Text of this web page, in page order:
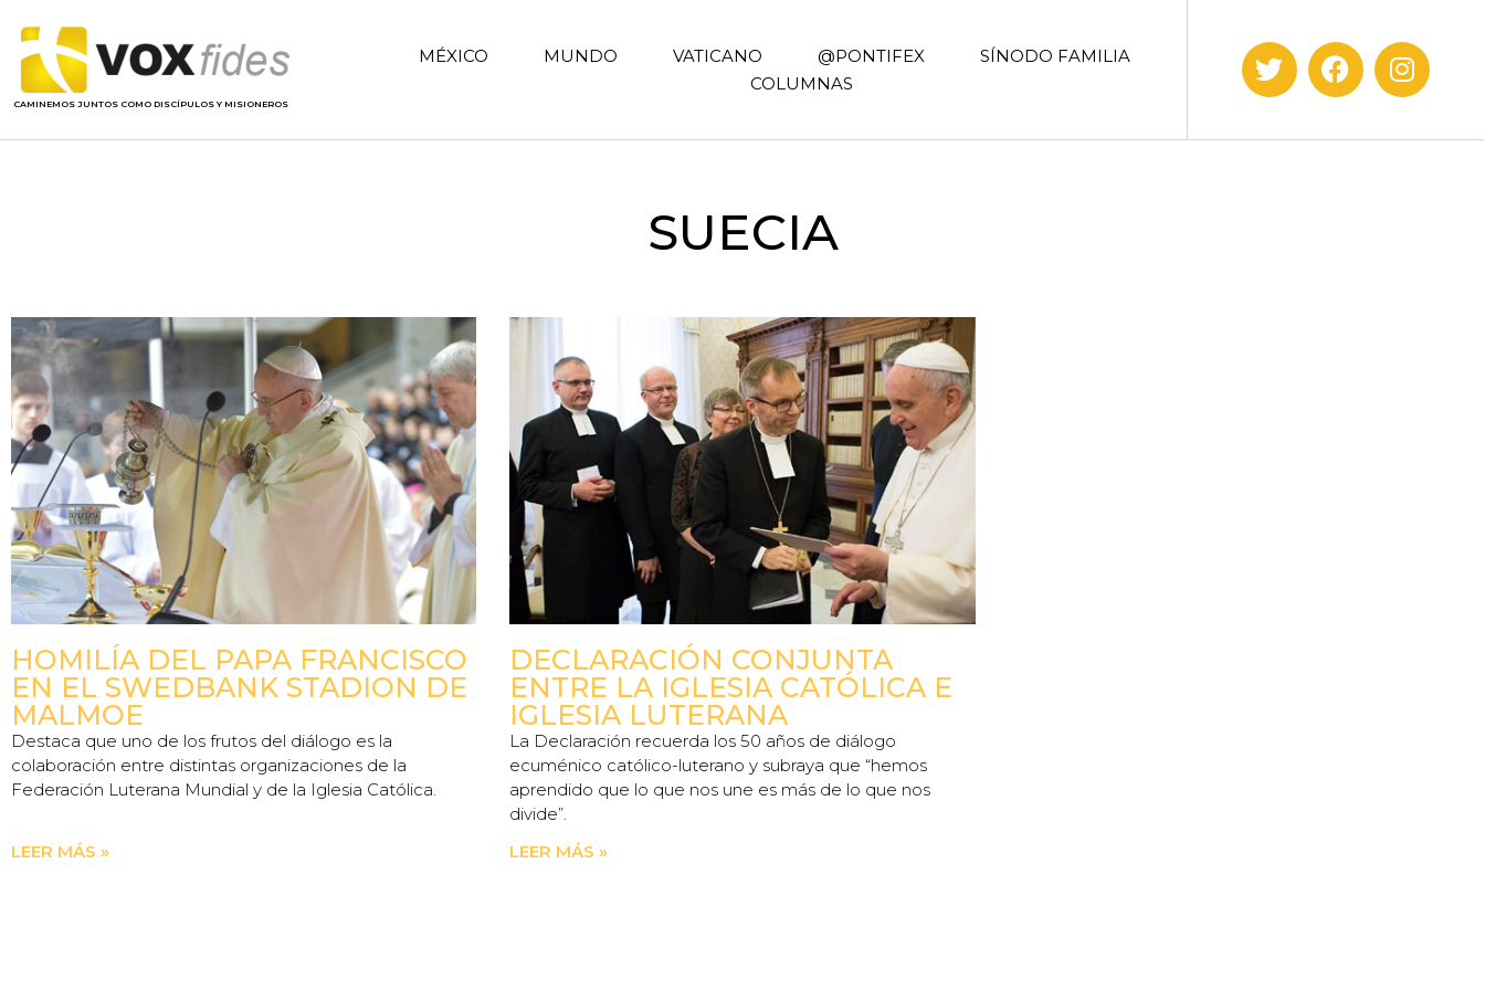
CAMINEMOS JUNTOS COMO DISCÍPULOS Y MISIONEROS
MÉXICO MUNDO VATICANO @PONTIFEX
SÍNODO FAMILIA
COLUMNAS
SUECIA
HOMILÍA DEL PAPA FRANCISCO
EN EL SWEDBANK STADION DE
MALMOE
Destaca que uno de los frutos del diálogo es la
colaboración entre distintas organizaciones de la
Federación Luterana Mundial y de la Iglesia Católica.
LEER MÁS »
DECLARACIÓN CONJUNTA
ENTRE LA IGLESIA CATÓLICA E
IGLESIA LUTERANA
La Declaración recuerda los 50 años de diálogo
ecuménico católico-luterano y subraya que “hemos
aprendido que lo que nos une es más de lo que nos
divide”.
LEER MÁS »